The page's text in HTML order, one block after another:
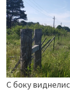
С боку